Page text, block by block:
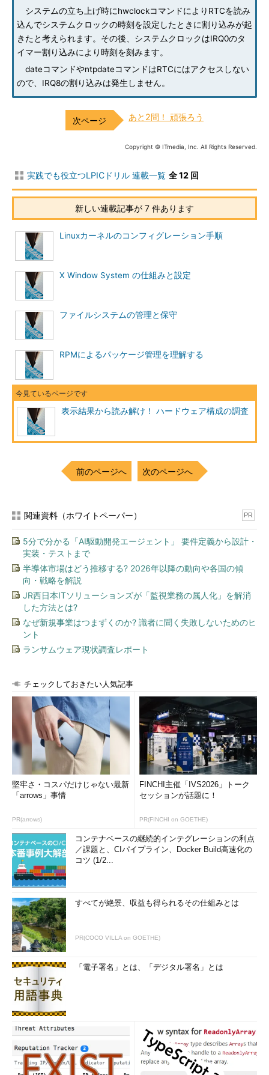
システムの立ち上げ時にhwclockコマンドによりRTCを読み
込んでシステムクロックの時刻を設定したときに割り込みが起
きたと考えられます。その後、システムクロックはIRQ0のタ
イマー割り込みにより時刻を刻みます。
dateコマンドやntpdateコマンドはRTCにはアクセスしない
ので、IRQ8の割り込みは発生しません。
あと2問！ 頑張ろう
Copyright © ITmedia, Inc. All Rights Reserved.
実践でも役立つLPICドリル 連載一覧 全 12 回
新しい連載記事が 7 件あります
Linuxカーネルのコンフィグレーション手順
X Window System の仕組みと設定
ファイルシステムの管理と保守
RPMによるパッケージ管理を理解する
表示結果から読み解け！ ハードウェア構成の調査
前のページへ 次のページへ
関連資料（ホワイトペーパー） PR
5分で分かる「AI駆動開発エージェント」 要件定義から設計・
実装・テストまで
半導体市場はどう推移する? 2026年以降の動向や各国の傾
向・戦略を解説
JR西日本ITソリューションズが「監視業務の属人化」を解消
した方法とは?
なぜ新規事業はつまずくのか? 識者に聞く失敗しないためのヒ
ント
ランサムウェア現状調査レポート
チェックしておきたい人気記事
堅牢さ・コスパだけじゃない最新
「arrows」事情
PR(arrows)
FINCHI主催「IVS2026」トーク
セッションが話題に！
PR(FINCHI on GOETHE)
コンテナベースの継続的インテグレーションの利点
／課題と、CIパイプライン、Docker Build高速化の
コツ (1/2...
すべてが絶景、収益も得られるその仕組みとは
PR(COCO VILLA on GOETHE)
「電子署名」とは、「デジタル署名」とは